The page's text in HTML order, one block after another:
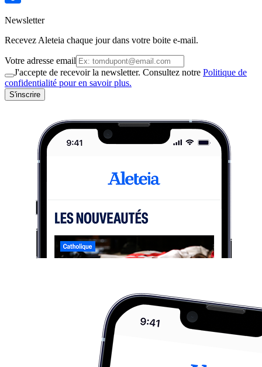
Newsletter
Recevez Aleteia chaque jour dans votre boite e-mail.
Votre adresse email
J'accepte de recevoir la newsletter. Consultez notre Politique de
confidentialité pour en savoir plus.
S'inscrire